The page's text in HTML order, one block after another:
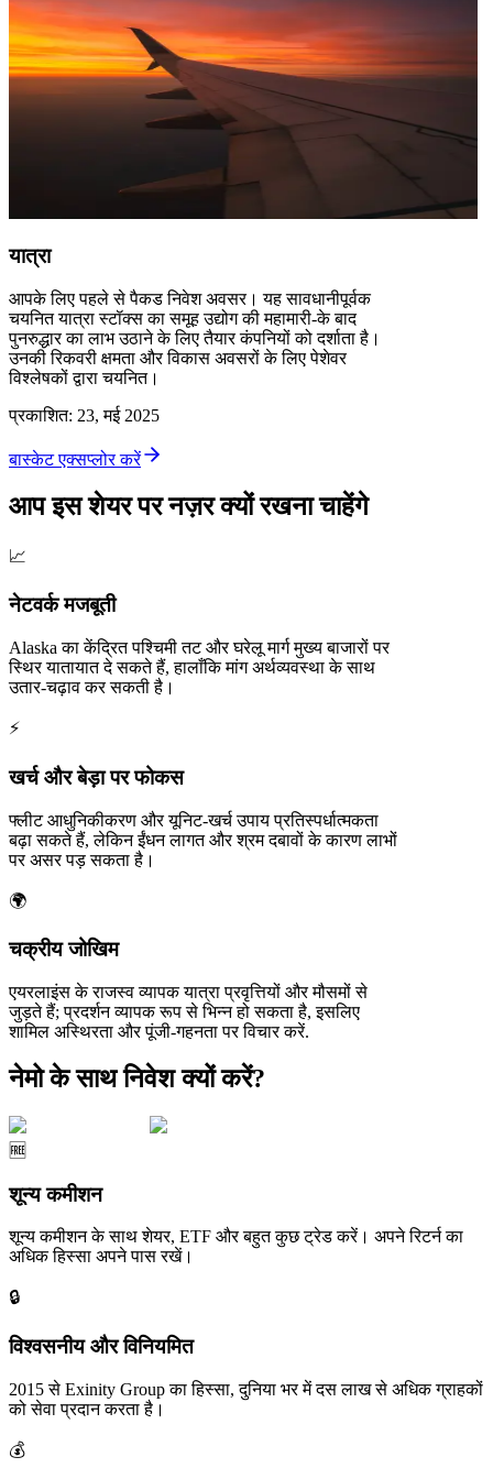
यात्रा
आपके लिए पहले से पैकड निवेश अवसर। यह सावधानीपूर्वक
चयनित यात्रा स्टॉक्स का समूह उद्योग की महामारी-के बाद
पुनरुद्धार का लाभ उठाने के लिए तैयार कंपनियों को दर्शाता है।
उनकी रिकवरी क्षमता और विकास अवसरों के लिए पेशेवर
विश्लेषकों द्वारा चयनित।
प्रकाशित: 23, मई 2025
बास्केट एक्सप्लोर करें
आप इस शेयर पर नज़र क्यों रखना चाहेंगे
📈
नेटवर्क मजबूती
Alaska का केंद्रित पश्चिमी तट और घरेलू मार्ग मुख्य बाजारों पर
स्थिर यातायात दे सकते हैं, हालाँकि मांग अर्थव्यवस्था के साथ
उतार-चढ़ाव कर सकती है।
⚡
खर्च और बेड़ा पर फोकस
फ्लीट आधुनिकीकरण और यूनिट-खर्च उपाय प्रतिस्पर्धात्मकता
बढ़ा सकते हैं, लेकिन ईंधन लागत और श्रम दबावों के कारण लाभों
पर असर पड़ सकता है।
🌍
चक्रीय जोखिम
एयरलाइंस के राजस्व व्यापक यात्रा प्रवृत्तियों और मौसमों से
जुड़ते हैं; प्रदर्शन व्यापक रूप से भिन्न हो सकता है, इसलिए
शामिल अस्थिरता और पूंजी-गहनता पर विचार करें.
नेमो के साथ निवेश क्यों करें?
🆓
शून्य कमीशन
शून्य कमीशन के साथ शेयर, ETF और बहुत कुछ ट्रेड करें। अपने रिटर्न का
अधिक हिस्सा अपने पास रखें।
🔒
विश्वसनीय और विनियमित
2015 से Exinity Group का हिस्सा, दुनिया भर में दस लाख से अधिक ग्राहकों
को सेवा प्रदान करता है।
💰